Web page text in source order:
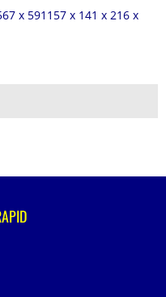
x 591157 x 141 x 216 x